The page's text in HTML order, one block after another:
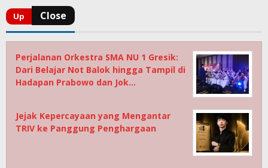
Perjalanan Orkestra SMA NU 1 Gresik:
Dari Belajar Not Balok hingga Tampil di
Hadapan Prabowo dan Jok…
Jejak Kepercayaan yang Mengantar
TRIV ke Panggung Penghargaan